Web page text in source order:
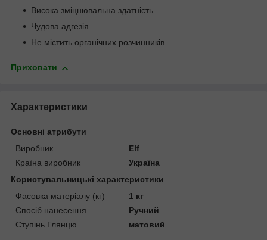
Висока зміцнювальна здатність
Чудова адгезія
Не містить органічних розчинників
Приховати
Характеристики
Основні атрибути
Виробник
Elf
Країна виробник
Україна
Користувальницькі характеристики
Фасовка матеріалу (кг)
1 кг
Спосіб нанесення
Ручний
Ступінь Глянцю
матовий